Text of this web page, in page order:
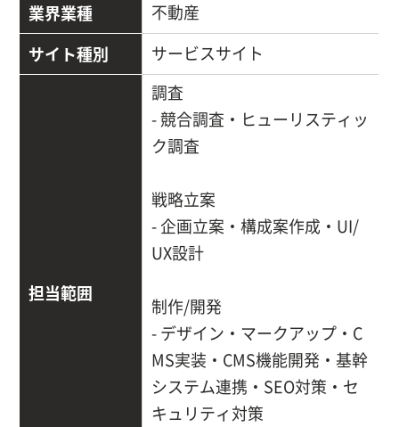
業界業種 不動産
サイト種別 サービスサイト
担当範囲
調査
- 競合調査・ヒューリスティッ
ク調査
戦略立案
- 企画立案・構成案作成・UI/
UX設計
制作/開発
- デザイン・マークアップ・C
MS実装・CMS機能開発・基幹
システム連携・SEO対策・セ
キュリティ対策